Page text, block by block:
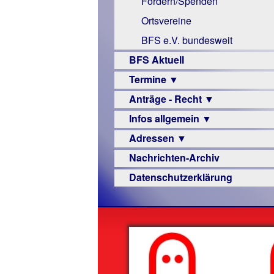
Links
Ortsvereine
BFS e.V. bundesweit
BFS Aktuell
Termine ▼
Veranstaltungsprogramme
Anträge - Recht ▼
Archiv
Urteile
Infos allgemein ▼
Sehbehinderung
Frühförderung
Schule
–
Beruf
Senioren
Hilfsmittel
Adressen ▼
Augenoptiker
Berufsbildungswerke
Hörbüchereien
Reha-
Nachrichten-Archiv
Datenschutzerklärung